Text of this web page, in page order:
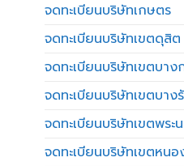
จดทะเบียนบริษัทเกษตร
จดทะเบียนบริษัทเขตดุสิต
จดทะเบียนบริษัทเขตบาง
จดทะเบียนบริษัทเขตบาง
จดทะเบียนบริษัทเขตพระ
จดทะเบียนบริษัทเขตหน